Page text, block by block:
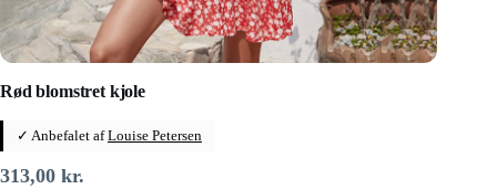
Rød blomstret kjole
✓ Anbefalet afLouise Petersen
313,00 kr.